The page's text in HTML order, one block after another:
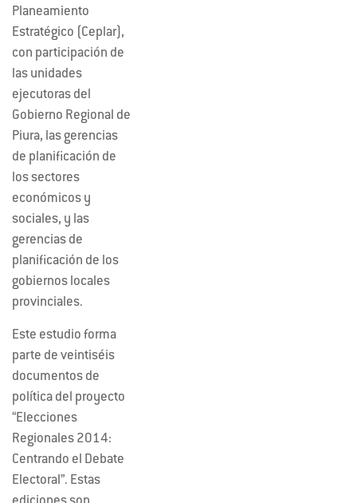
Planeamiento
Estratégico (Ceplar),
con participación de
las unidades
ejecutoras del
Gobierno Regional de
Piura, las gerencias
de planificación de
los sectores
económicos y
sociales, y las
gerencias de
planificación de los
gobiernos locales
provinciales.
Este estudio forma
parte de veintiséis
documentos de
política del proyecto
“Elecciones
Regionales 2014:
Centrando el Debate
Electoral”. Estas